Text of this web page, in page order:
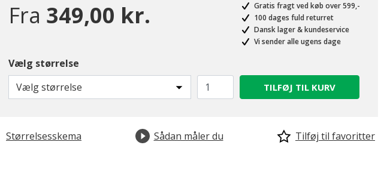
Fra 349,00 kr.
Gratis fragt ved køb over 599,-
100 dages fuld returret
Dansk lager & kundeservice
Vi sender alle ugens dage
Vælg størrelse
Vælg størrelse
TILFØJ TIL KURV
Størrelsesskema Sådan måler du Tilføj til favoritter